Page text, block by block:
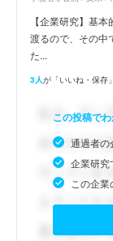
【企業研究】基
渡るので、その中
た...
3人が「いいね・保存
この投稿で
通過者の
企業研究
この企